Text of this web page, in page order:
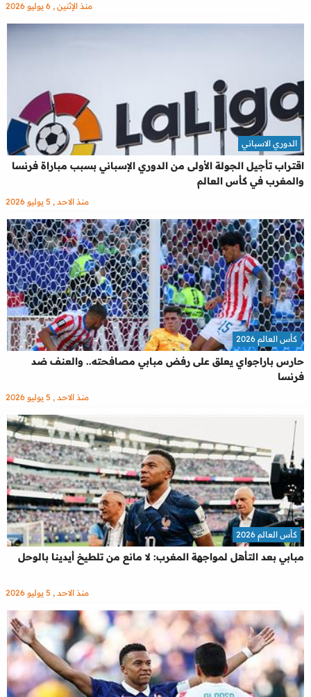
منذ الإثنين , 6 يوليو 2026
اقتراب تأجيل الجولة الأولى من الدوري الإسباني بسبب مباراة فرنسا
والمغرب في كأس العالم
الدوري الاسباني
منذ الاحد , 5 يوليو 2026
حارس باراجواي يعلق على رفض مبابي مصافحته.. والعنف ضد
فرنسا
كأس العالم 2026
منذ الاحد , 5 يوليو 2026
مبابي بعد التأهل لمواجهة المغرب: لا مانع من تلطيخ أيدينا بالوحل
كأس العالم 2026
منذ الاحد , 5 يوليو 2026